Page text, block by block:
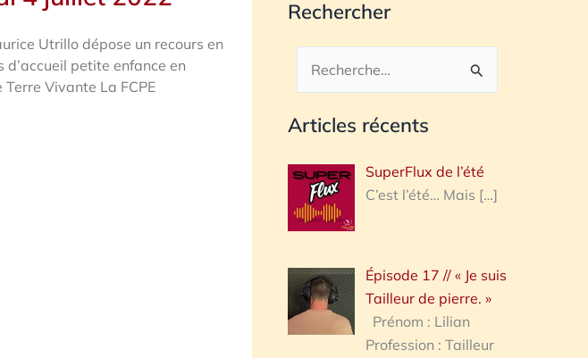
Utrillo dépose un recours en
petite enfance en
Vivante La FCPE
Rechercher
Rechercher :
Articles récents
SuperFlux de l’été
C’est l’été… Mais […]
Épisode 17 // « Je suis
Tailleur de pierre. »
Prénom : Lilian
Profession : Tailleur